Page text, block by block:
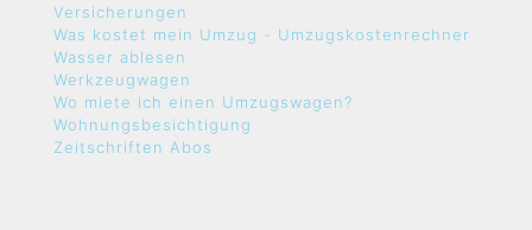
Versicherungen
Was kostet mein Umzug - Umzugskostenrechner
Wasser ablesen
Werkzeugwagen
Wo miete ich einen Umzugswagen?
Wohnungsbesichtigung
Zeitschriften Abos